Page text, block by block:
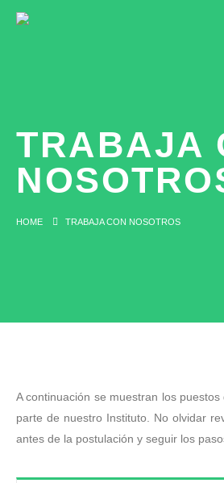
TRABAJA
HOME TRABAJA CON NOSOTROS
A continuación se muestran los
parte de nuestro Instituto. No olvidar
antes de la postulación y seguir los